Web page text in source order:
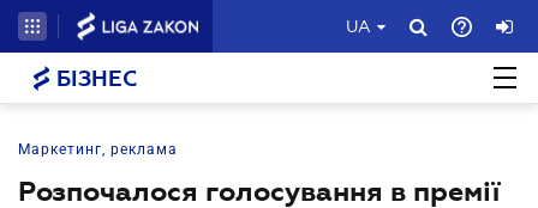
UA
БІЗНЕС
Маркетинг, реклама
Розпочалося голосування в премії